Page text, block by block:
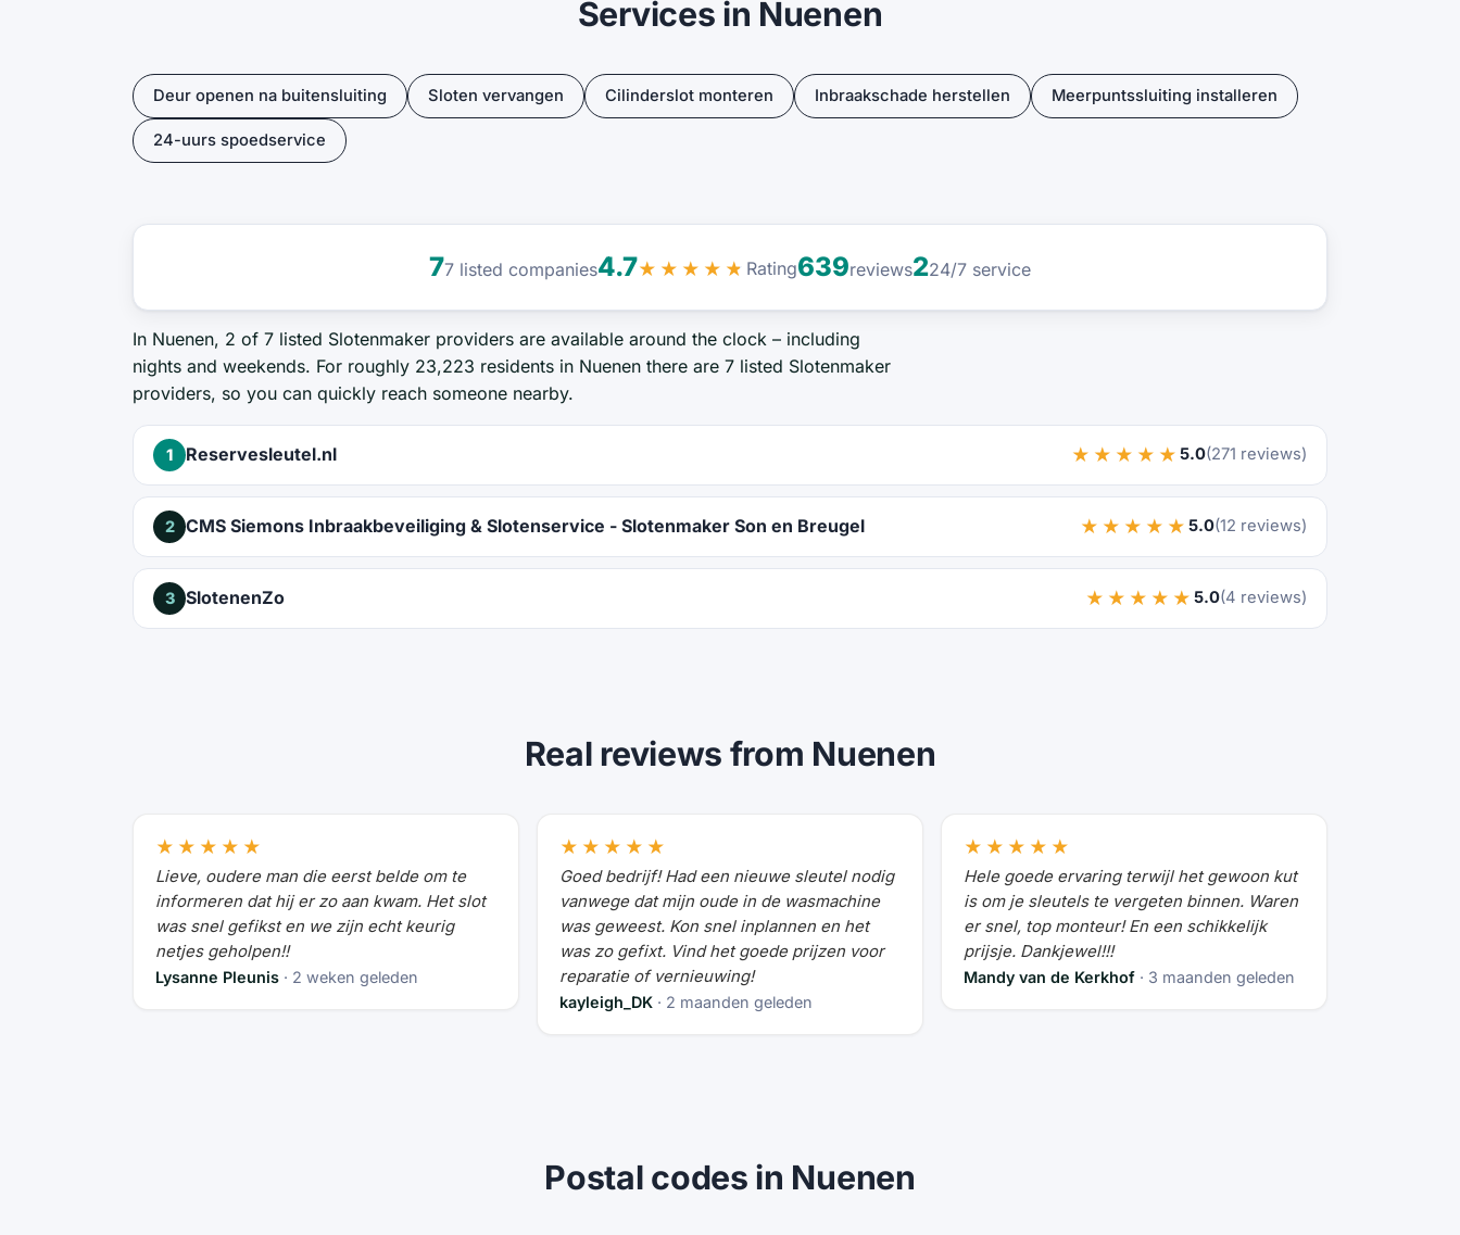
Services in Nuenen
Deur openen na buitensluiting Sloten vervangen Cilinderslot monteren Inbraakschade herstellen Meerpuntssluiting installeren
24-uurs spoedservice
77 listed companies4.7★★★★★ Rating639reviews224/7 service
In Nuenen, 2 of 7 listed Slotenmaker providers are available around the clock – including
nights and weekends. For roughly 23,223 residents in Nuenen there are 7 listed Slotenmaker
providers, so you can quickly reach someone nearby.
1 Reservesleutel.nl ★★★★★ 5.0(271 reviews)
2 CMS Siemons Inbraakbeveiliging & Slotenservice - Slotenmaker Son en Breugel ★★★★★ 5.0(12 reviews)
3 SlotenenZo ★★★★★ 5.0(4 reviews)
Real reviews from Nuenen
★★★★★
Lieve, oudere man die eerst belde om te
informeren dat hij er zo aan kwam. Het slot
was snel gefikst en we zijn echt keurig
netjes geholpen!!
Lysanne Pleunis · 2 weken geleden
★★★★★
Goed bedrijf! Had een nieuwe sleutel nodig
vanwege dat mijn oude in de wasmachine
was geweest. Kon snel inplannen en het
was zo gefixt. Vind het goede prijzen voor
reparatie of vernieuwing!
kayleigh_DK · 2 maanden geleden
★★★★★
Hele goede ervaring terwijl het gewoon kut
is om je sleutels te vergeten binnen. Waren
er snel, top monteur! En een schikkelijk
prijsje. Dankjewel!!!
Mandy van de Kerkhof · 3 maanden geleden
Postal codes in Nuenen